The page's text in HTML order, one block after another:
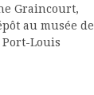
Graincourt,
au musée de
Port-Louis